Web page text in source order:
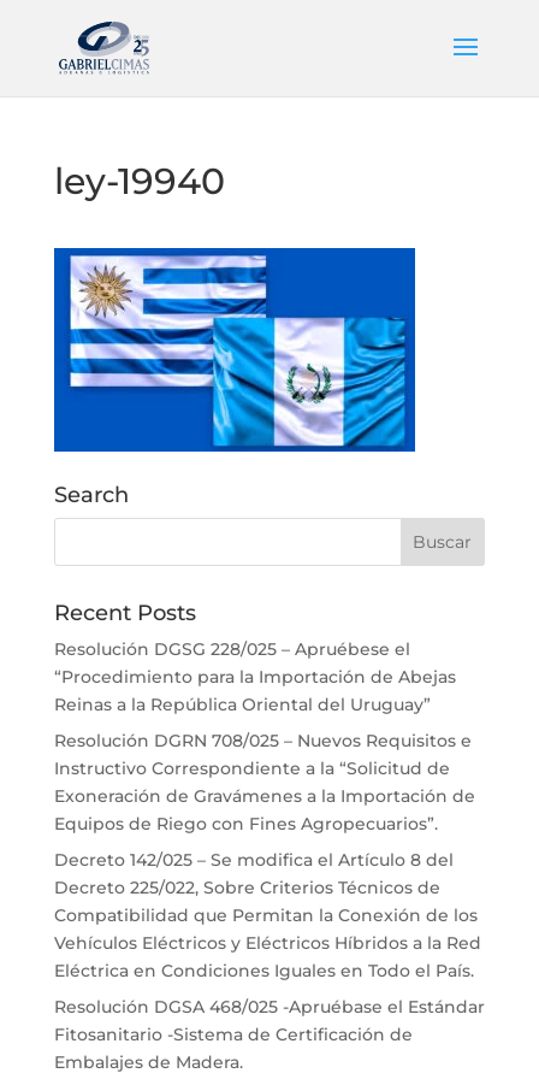
ley-19940
Search
Recent Posts
Resolución DGSG 228/025 – Apruébese el
“Procedimiento para la Importación de Abejas
Reinas a la República Oriental del Uruguay”
Resolución DGRN 708/025 – Nuevos Requisitos e
Instructivo Correspondiente a la “Solicitud de
Exoneración de Gravámenes a la Importación de
Equipos de Riego con Fines Agropecuarios”.
Decreto 142/025 – Se modifica el Artículo 8 del
Decreto 225/022, Sobre Criterios Técnicos de
Compatibilidad que Permitan la Conexión de los
Vehículos Eléctricos y Eléctricos Híbridos a la Red
Eléctrica en Condiciones Iguales en Todo el País.
Resolución DGSA 468/025 -Apruébase el Estándar
Fitosanitario -Sistema de Certificación de
Embalajes de Madera.